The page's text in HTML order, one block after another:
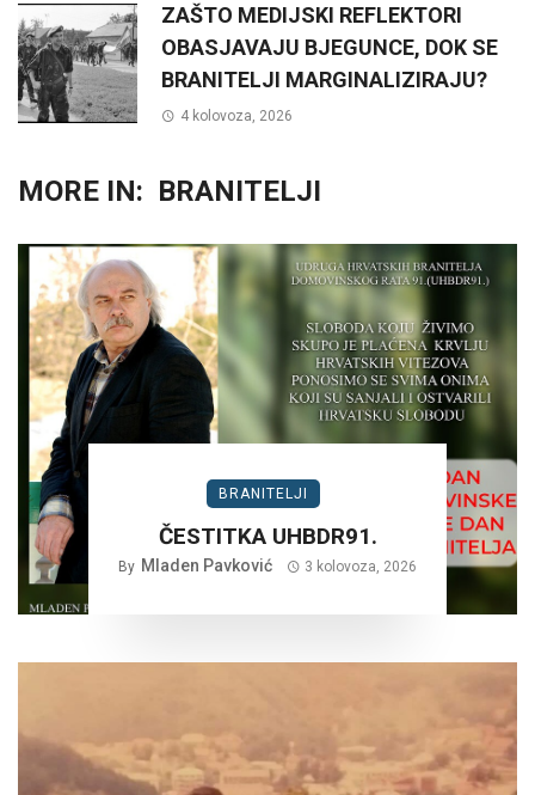
ZAŠTO MEDIJSKI REFLEKTORI
OBASJAVAJU BJEGUNCE, DOK SE
BRANITELJI MARGINALIZIRAJU?
4 kolovoza, 2026
MORE IN: BRANITELJI
BRANITELJI
ČESTITKA UHBDR91.
By Mladen Pavković 3 kolovoza, 2026